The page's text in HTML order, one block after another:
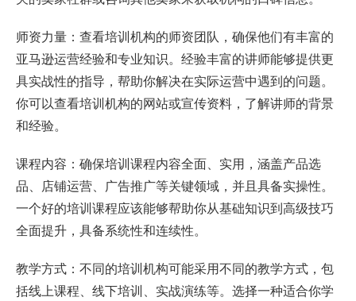
师资力量：查看培训机构的师资团队，确保他们有丰富的
亚马逊运营经验和专业知识。经验丰富的讲师能够提供更
具实战性的指导，帮助你解决在实际运营中遇到的问题。
你可以查看培训机构的网站或宣传资料，了解讲师的背景
和经验。
课程内容：确保培训课程内容全面、实用，涵盖产品选
品、店铺运营、广告推广等关键领域，并且具备实操性。
一个好的培训课程应该能够帮助你从基础知识到高级技巧
全面提升，具备系统性和连续性。
教学方式：不同的培训机构可能采用不同的教学方式，包
括线上课程、线下培训、实战演练等。选择一种适合你学